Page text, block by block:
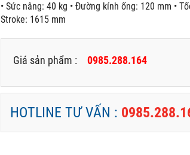
• Sức nâng: 40 kg • Đường kính ống: 120 mm •
Stroke: 1615 mm
Giá sản phẩm : 0985.288.164
HOTLINE TƯ VẤN :